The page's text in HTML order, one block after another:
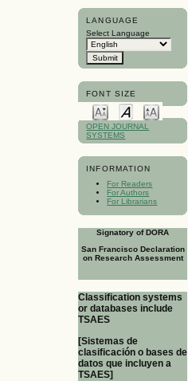
LANGUAGE
Select Language
FONT SIZE
OPEN JOURNAL
SYSTEMS
INFORMATION
For Readers
For Authors
For Librarians
Signatory of DORA
San Francisco Declaration
on Research Assessment
Classification systems
or databases include
TSAES
[Sistemas de
clasificación o bases de
datos que incluyen a
TSAES]